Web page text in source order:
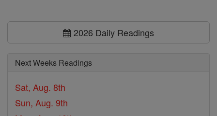
2026 Daily Readings
Next Weeks Readings
Sat, Aug. 8th
Sun, Aug. 9th